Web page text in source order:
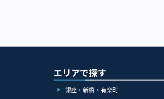
エリアで探す
銀座・新橋・有楽町